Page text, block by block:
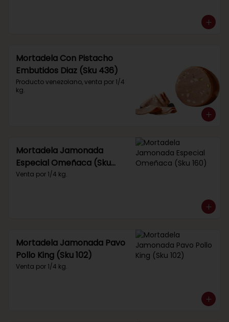
Mortadela Con Pistacho
Embutidos Diaz (Sku 436)
Producto venezolano, venta por 1/4
kg.
Mortadela Jamonada
Especial Omeñaca (Sku
160)
Venta por 1/4 kg.
Mortadela Jamonada Pavo
Pollo King (Sku 102)
Venta por 1/4 kg.